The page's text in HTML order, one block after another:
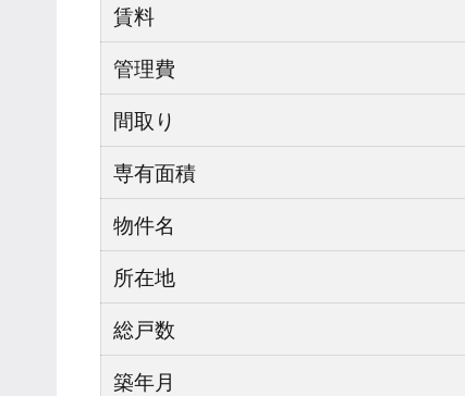
賃料
管理費
間取り
専有面積
物件名
所在地
総戸数
築年月